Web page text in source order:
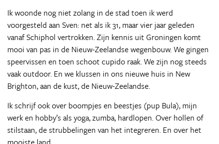
Ik woonde nog niet zolang in de stad toen ik werd
voorgesteld aan Sven: net als ik 31, maar vier jaar geleden
vanaf Schiphol vertrokken. Zijn kennis uit Groningen komt
mooi van pas in de Nieuw-Zeelandse wegenbouw. We gingen
speervissen en toen schoot cupido raak. We zijn nog steeds
vaak outdoor. En we klussen in ons nieuwe huis in New
Brighton, aan de kust, de Nieuw-Zeelandse.
Ik schrijf ook over boompjes en beestjes (pup Bula), mijn
werk en hobby’s als yoga, zumba, hardlopen. Over hollen of
stilstaan, de strubbelingen van het integreren. En over het